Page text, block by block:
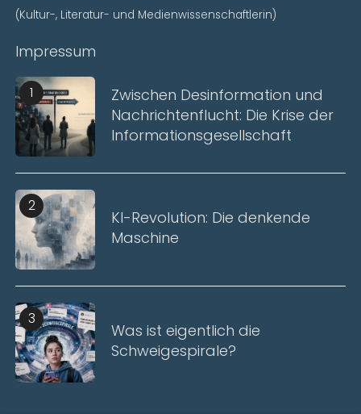
(Kultur-, Literatur- und Medienwissenschaftlerin)
Impressum
1
Zwischen Desinformation und
Nachrichtenflucht: Die Krise der
Informationsgesellschaft
2
KI-Revolution: Die denkende
Maschine
3
Was ist eigentlich die
Schweigespirale?